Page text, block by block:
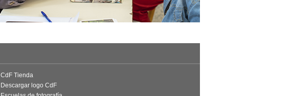
CdF Tienda
Descargar logo CdF